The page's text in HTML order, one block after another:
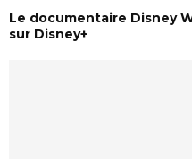
Le documentaire Disney
sur Disney+